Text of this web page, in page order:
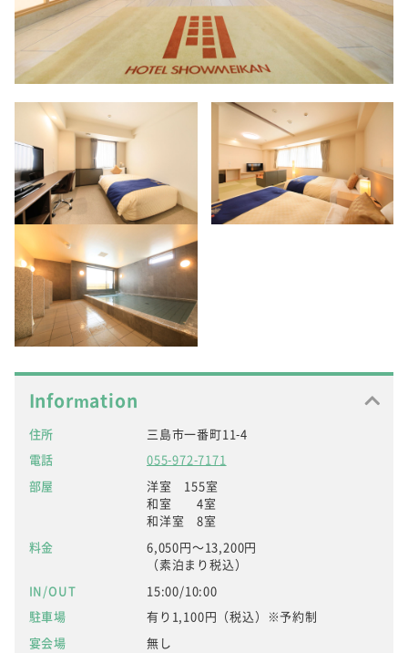
Information
住所
三島市一番町11-4
電話
055-972-7171
部屋
洋室 155室
和室 4室
和洋室 8室
料金
6,050円～13,200円
（素泊まり税込）
IN/OUT
15:00/10:00
駐車場
有り1,100円（税込）※予約制
宴会場
無し